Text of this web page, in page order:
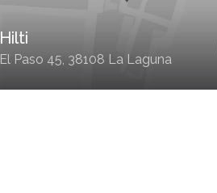
Hilti
El Paso 45, 38108 La Laguna